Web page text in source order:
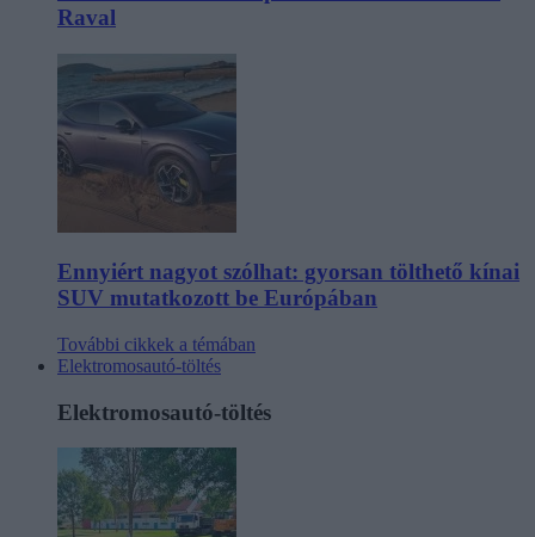
Raval
Ennyiért nagyot szólhat: gyorsan tölthető kínai
SUV mutatkozott be Európában
További cikkek a témában
Elektromosautó-töltés
Elektromosautó-töltés